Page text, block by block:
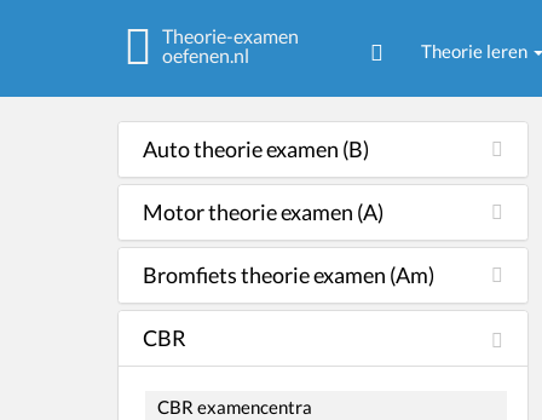
Theorie-examen
oefenen.nl
Theorie leren
Auto theorie examen (B)
Motor theorie examen (A)
Bromfiets theorie examen (Am)
CBR
CBR examencentra